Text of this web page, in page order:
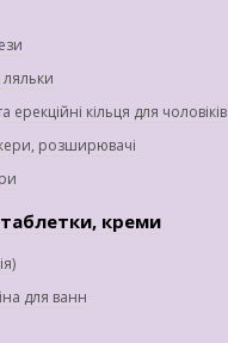
ляльки
ерекційні кільця для чоловіків
розширювачі
креми
для ванн